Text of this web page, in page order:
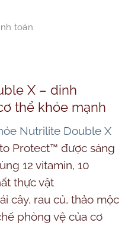
toán
X – dinh
thể khỏe mạnh
Nutrilite Double X
Protect™ được sáng
12 vitamin, 10
thực vật
cây, rau củ, thảo mộc
phòng vệ của cơ